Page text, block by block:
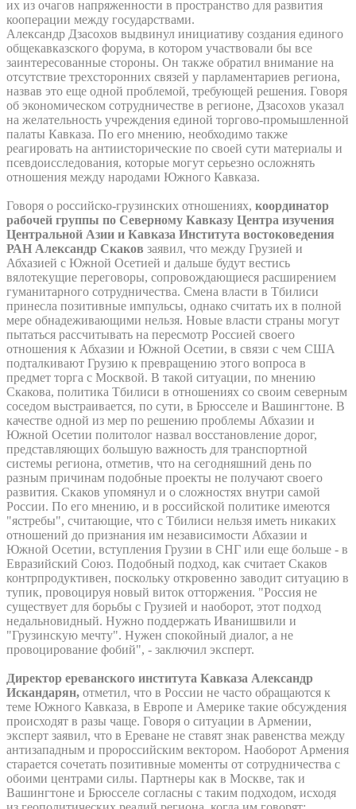
их из очагов напряженности в пространство для развития
кооперации между государствами.
Александр Дзасохов выдвинул инициативу создания единого
общекавказского форума, в котором участвовали бы все
заинтересованные стороны. Он также обратил внимание на
отсутствие трехсторонних связей у парламентариев региона,
назвав это еще одной проблемой, требующей решения. Говоря
об экономическом сотрудничестве в регионе, Дзасохов указал
на желательность учреждения единой торгово-промышленной
палаты Кавказа. По его мнению, необходимо также
реагировать на антиисторические по своей сути материалы и
псевдоисследования, которые могут серьезно осложнять
отношения между народами Южного Кавказа.
Говоря о российско-грузинских отношениях, координатор
рабочей группы по Северному Кавказу Центра изучения
Центральной Азии и Кавказа Института востоковедения
РАН Александр Скаков заявил, что между Грузией и
Абхазией с Южной Осетией и дальше будут вестись
вялотекущие переговоры, сопровождающиеся расширением
гуманитарного сотрудничества. Смена власти в Тбилиси
принесла позитивные импульсы, однако считать их в полной
мере обнадеживающими нельзя. Новые власти страны могут
пытаться рассчитывать на пересмотр Россией своего
отношения к Абхазии и Южной Осетии, в связи с чем США
подталкивают Грузию к превращению этого вопроса в
предмет торга с Москвой. В такой ситуации, по мнению
Скакова, политика Тбилиси в отношениях со своим северным
соседом выстраивается, по сути, в Брюсселе и Вашингтоне. В
качестве одной из мер по решению проблемы Абхазии и
Южной Осетии политолог назвал восстановление дорог,
представляющих большую важность для транспортной
системы региона, отметив, что на сегодняшний день по
разным причинам подобные проекты не получают своего
развития. Скаков упомянул и о сложностях внутри самой
России. По его мнению, и в российской политике имеются
"ястребы", считающие, что с Тбилиси нельзя иметь никаких
отношений до признания им независимости Абхазии и
Южной Осетии, вступления Грузии в СНГ или еще больше - в
Евразийский Союз. Подобный подход, как считает Скаков
контрпродуктивен, поскольку откровенно заводит ситуацию в
тупик, провоцируя новый виток отторжения. "Россия не
существует для борьбы с Грузией и наоборот, этот подход
недальновидный. Нужно поддержать Иванишвили и
"Грузинскую мечту". Нужен спокойный диалог, а не
провоцирование фобий", - заключил эксперт.
Директор ереванского института Кавказа Александр
Искандарян, отметил, что в России не часто обращаются к
теме Южного Кавказа, в Европе и Америке такие обсуждения
происходят в разы чаще. Говоря о ситуации в Армении,
эксперт заявил, что в Ереване не ставят знак равенства между
антизападным и пророссийским вектором. Наоборот Армения
старается сочетать позитивные моменты от сотрудничества с
обоими центрами силы. Партнеры как в Москве, так и
Вашингтоне и Брюсселе согласны с таким подходом, исходя